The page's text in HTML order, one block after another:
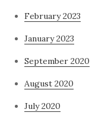
February 2023
January 2023
September 2020
August 2020
July 2020